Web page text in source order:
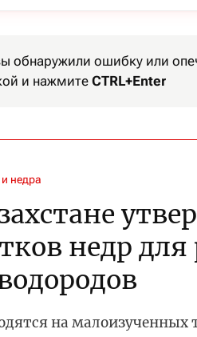
обнаружили ошибку или
и нажмите CTRL+Enter
недра
недр для
на малоизученных